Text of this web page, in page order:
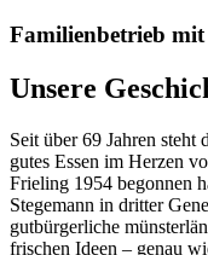
Familienbetrieb
Unsere
Seit über 69 Jahren
gutes Essen im Herzen
Frieling 1954 begonnen
Stegemann in dritter
gutbürgerliche
frischen Ideen – genau